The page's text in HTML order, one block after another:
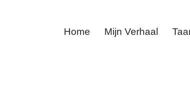
Home Mijn Verhaal